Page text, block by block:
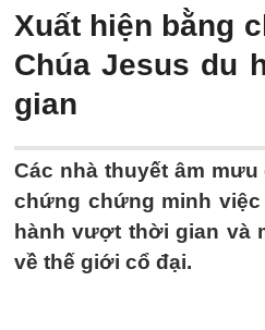
Xuất hiện bằng
Chúa Jesus du
gian
Các nhà thuyết âm
chứng chứng minh
hành vượt thời gian và
về thế giới cổ đại.